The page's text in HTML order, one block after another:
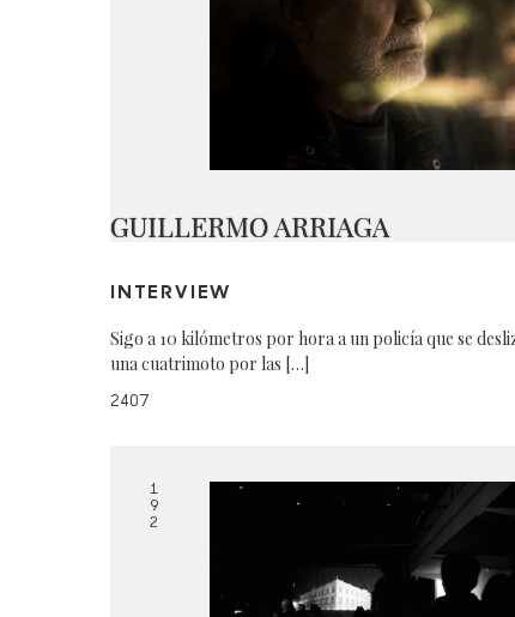
GUILLERMO ARRIAGA
INTERVIEW
Sigo a 10 kilómetros por hora a un policía que se
una cuatrimoto por las […]
2407
1
9
2